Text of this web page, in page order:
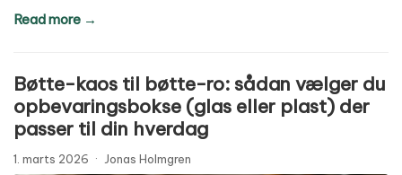
Read more →
Bøtte-kaos til bøtte-ro: sådan vælger du
opbevaringsbokse (glas eller plast) der
passer til din hverdag
1. marts 2026 · Jonas Holmgren